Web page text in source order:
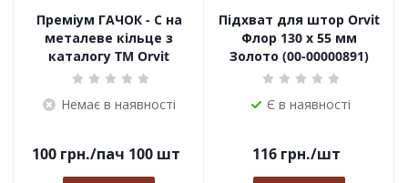
Преміум ГАЧОК - С на
металеве кільце з
каталогу TM Orvit
Немає в наявності
100грн./пач 100 шт
Підхват для штор Orvit
Флор 130 х 55 мм
Золото (00-00000891)
Є в наявності
116грн./шт